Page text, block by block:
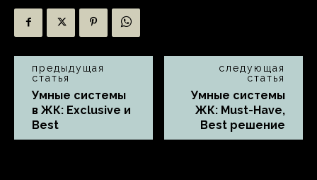
предыдущая
статья
Умные системы
в ЖК: Exclusive и
Best
следующая
статья
Умные системы
ЖК: Must-Have,
Best решение